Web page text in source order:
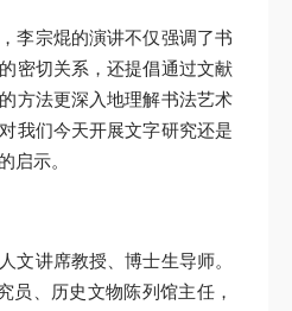
李宗焜的演讲不仅强调了书
密切关系，还提倡通过文献
方法更深入地理解书法艺术
我们今天开展文字研究还是
启示。
文讲席教授、博士生导师。
员、历史文物陈列馆主任，